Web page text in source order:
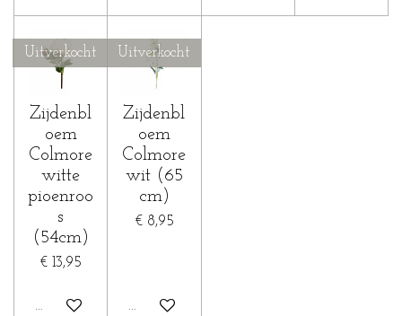
Uitverkocht
Zijdenbl
oem
Colmore
witte
pioenroo
s
(54cm)
€ 13,95
Houd mij op de hoogte
Uitverkocht
Zijdenbl
oem
Colmore
wit (65
cm)
€ 8,95
Houd mij op de hoogte